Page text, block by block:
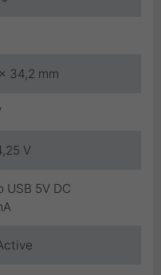
34,2 mm
V
USB 5V DC